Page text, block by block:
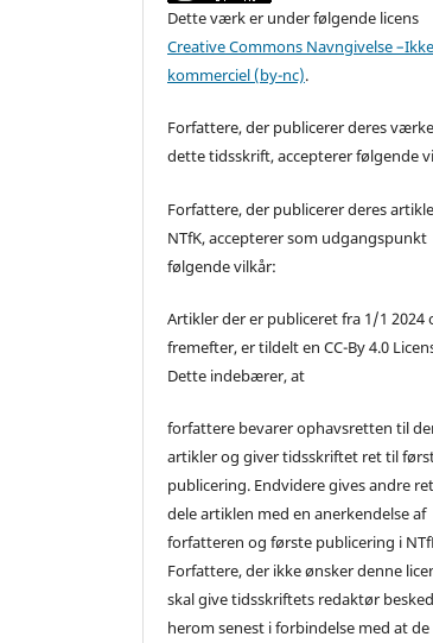
Dette værk er under følgende licens
Creative Commons Navngivelse
kommerciel (by-nc).
Forfattere, der publicerer deres
dette tidsskrift, accepterer følgende
Forfattere, der publicerer deres
NTfK, accepterer som udgangspunkt
følgende vilkår:
Artikler der er publiceret fra 1/1 2024
fremefter, er tildelt en CC-By 4.0
Dette indebærer, at
forfattere bevarer ophavsretten til
artikler og giver tidsskriftet ret til
publicering. Endvidere gives andre
dele artiklen med en anerkendelse af
forfatteren og første publicering i
Forfattere, der ikke ønsker denne
skal give tidsskriftets redaktør besked
herom senest i forbindelse med at